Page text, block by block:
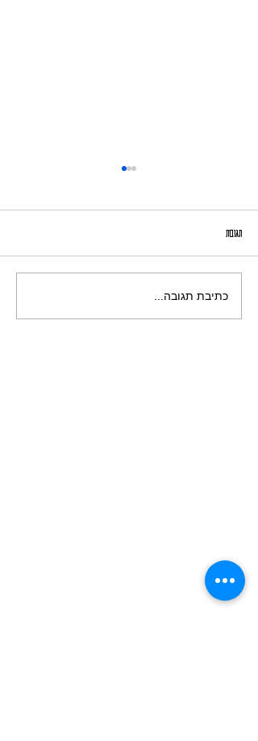
תגובות
כתיבת תגובה...